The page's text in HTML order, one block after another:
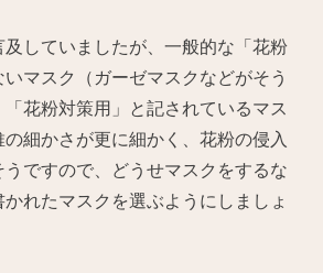
及していましたが、一般的な「花粉
マスク（ガーゼマスクなどがそう
花粉対策用」と記されているマス
細かさが更に細かく、花粉の侵入
ですので、どうせマスクをするな
れたマスクを選ぶようにしましょ